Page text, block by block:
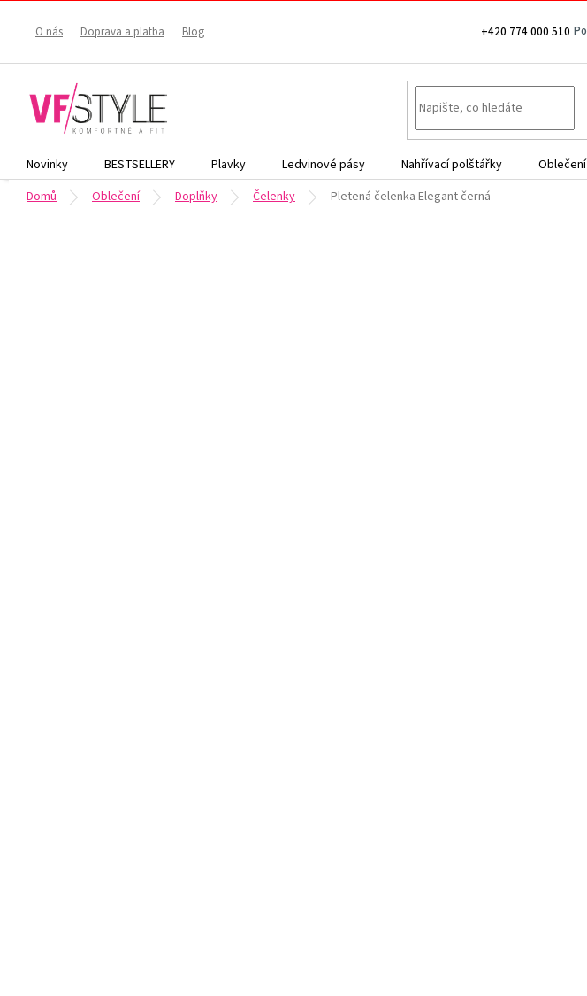
+420 774 000 510
O nás Doprava a platba Blog
Novinky BESTSELLERY Plavky Ledvinové pásy Nahřívací polštářky Oblečení
Domů
Oblečení Doplňky Čelenky Pletená čelenka Elegant černá